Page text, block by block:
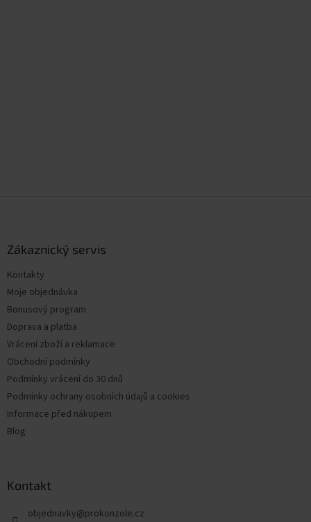
Zákaznický servis
Kontakty
Moje objednávka
Bonusový program
Doprava a platba
Vrácení zboží a reklamace
Obchodní podmínky
Podmínky vrácení do 30 dnů
Podmínky ochrany osobních údajů a cookies
Informace před nákupem
Blog
Kontakt
objednavky@prokonzole.cz